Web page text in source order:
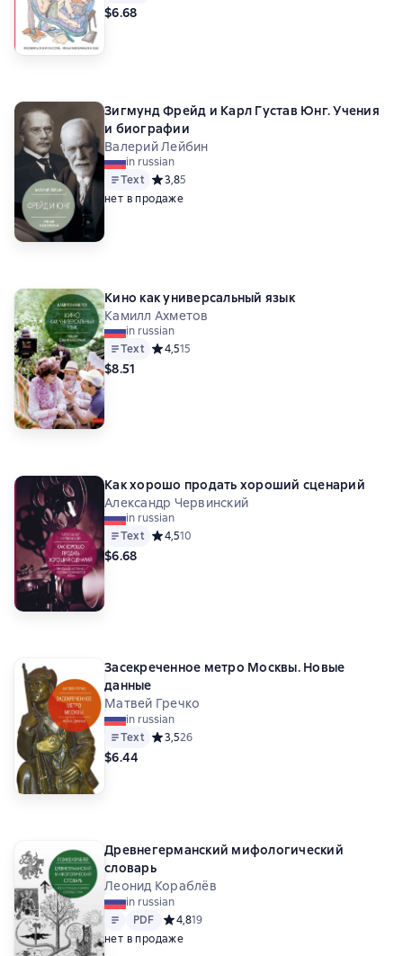
$6.68
Зигмунд Фрейд и Карл Густав Юнг. Учения
и биографии
Валерий Лейбин
in russian
Text Средний рейтинг 3,8 на основе 5 оценок
3,85
нет в продаже
Кино как универсальный язык
Камилл Ахметов
in russian
Text Средний рейтинг 4,5 на основе 15 оценок
4,515
$8.51
Как хорошо продать хороший сценарий
Александр Червинский
in russian
Text Средний рейтинг 4,5 на основе 10 оценок
4,510
$6.68
Засекреченное метро Москвы. Новые
данные
Матвей Гречко
in russian
Text Средний рейтинг 3,5 на основе 26 оценок
3,526
$6.44
Древнегерманский мифологический
словарь
Леонид Кораблёв
in russian
Text
PDF
PDF Средний рейтинг 4,8 на основе 19 оценок
4,819
нет в продаже